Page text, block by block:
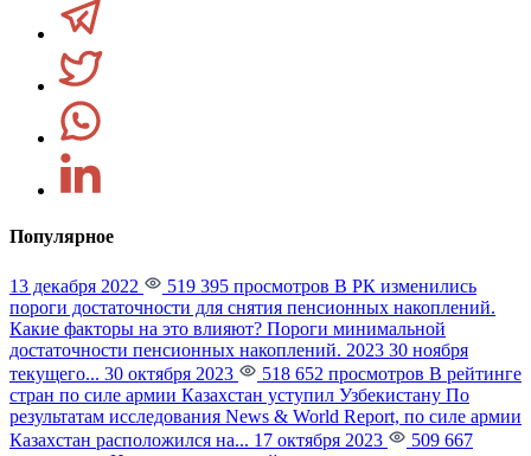
Популярное
13 декабря 2022 519 395 просмотров В РК изменились
пороги достаточности для снятия пенсионных накоплений.
Какие факторы на это влияют? Пороги минимальной
достаточности пенсионных накоплений. 2023 30 ноября
текущего... 30 октября 2023 518 652 просмотров В рейтинге
стран по силе армии Казахстан уступил Узбекистану По
результатам исследования News & World Report, по силе армии
Казахстан расположился на... 17 октября 2023
509 667